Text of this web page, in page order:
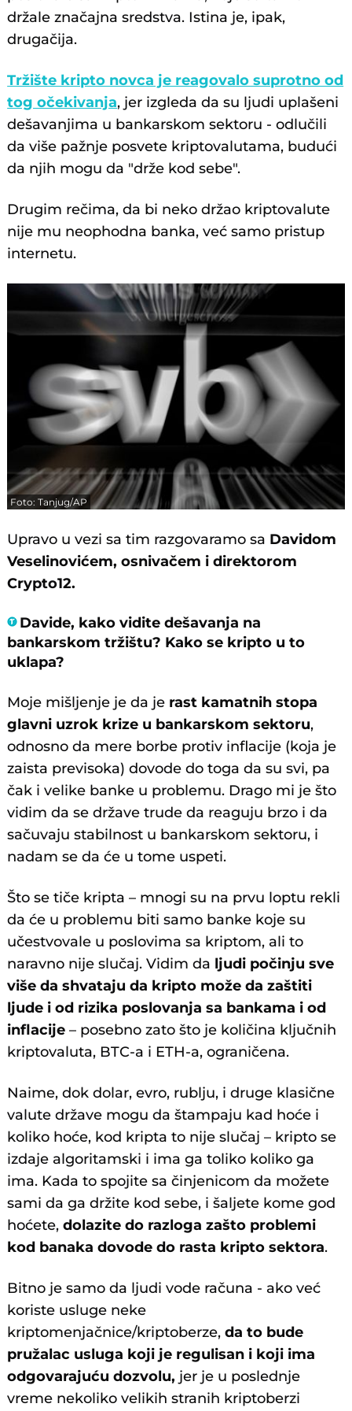
držale značajna sredstva. Istina je, ipak,
drugačija.
Tržište kripto novca je reagovalo suprotno od
tog očekivanja, jer izgleda da su ljudi uplašeni
dešavanjima u bankarskom sektoru - odlučili
da više pažnje posvete kriptovalutama, budući
da njih mogu da "drže kod sebe".
Drugim rečima, da bi neko držao kriptovalute
nije mu neophodna banka, već samo pristup
internetu.
Foto: Tanjug/AP
Upravo u vezi sa tim razgovaramo sa Davidom
Veselinovićem, osnivačem i direktorom
Crypto12.
Davide, kako vidite dešavanja na
bankarskom tržištu? Kako se kripto u to
uklapa?
Moje mišljenje je da je rast kamatnih stopa
glavni uzrok krize u bankarskom sektoru,
odnosno da mere borbe protiv inflacije (koja je
zaista previsoka) dovode do toga da su svi, pa
čak i velike banke u problemu. Drago mi je što
vidim da se države trude da reaguju brzo i da
sačuvaju stabilnost u bankarskom sektoru, i
nadam se da će u tome uspeti.
Što se tiče kripta – mnogi su na prvu loptu rekli
da će u problemu biti samo banke koje su
učestvovale u poslovima sa kriptom, ali to
naravno nije slučaj. Vidim da ljudi počinju sve
više da shvataju da kripto može da zaštiti
ljude i od rizika poslovanja sa bankama i od
inflacije – posebno zato što je količina ključnih
kriptovaluta, BTC-a i ETH-a, ograničena.
Naime, dok dolar, evro, rublju, i druge klasične
valute države mogu da štampaju kad hoće i
koliko hoće, kod kripta to nije slučaj – kripto se
izdaje algoritamski i ima ga toliko koliko ga
ima. Kada to spojite sa činjenicom da možete
sami da ga držite kod sebe, i šaljete kome god
hoćete,dolazite do razloga zašto problemi
kod banaka dovode do rasta kripto sektora.
Bitno je samo da ljudi vode računa - ako već
koriste usluge neke
kriptomenjačnice/kriptoberze,da to bude
pružalac usluga koji je regulisan i koji ima
odgovarajuću dozvolu, jer je u poslednje
vreme nekoliko velikih stranih kriptoberzi